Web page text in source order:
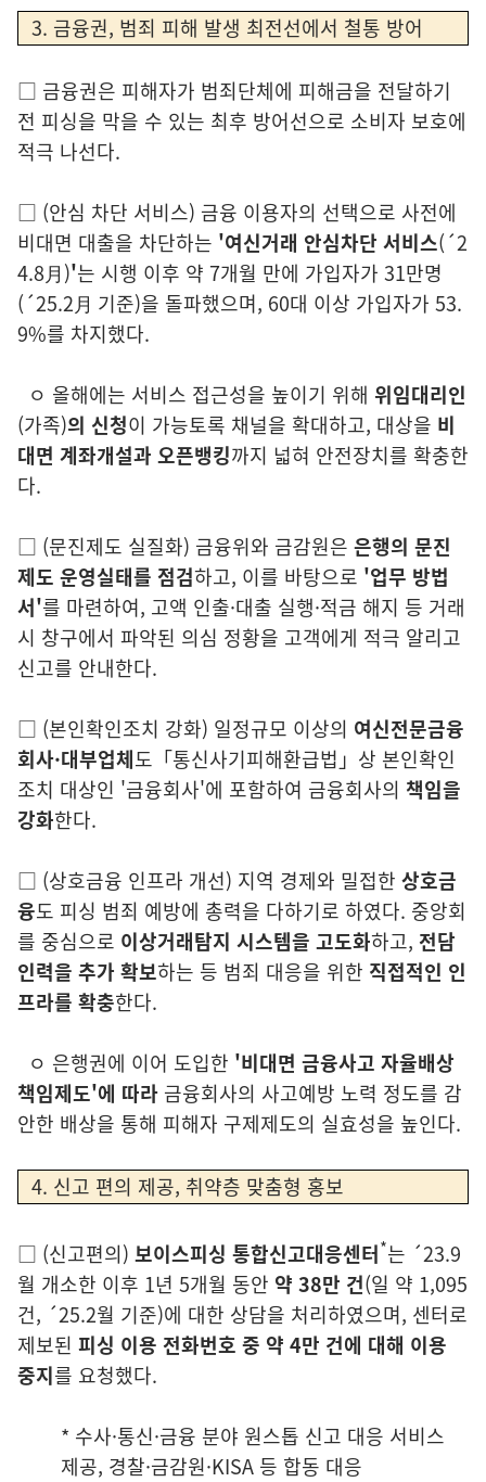
3. 금융권, 범죄 피해 발생 최전선에서 철통 방어
□ 금융권은 피해자가 범죄단체에 피해금을 전달하기
전 피싱을 막을 수 있는 최후 방어선으로 소비자 보호에
적극 나선다.
□ (안심 차단 서비스) 금융 이용자의 선택으로 사전에
비대면 대출을 차단하는 '여신거래 안심차단 서비스(´2
4.8月)'는 시행 이후 약 7개월 만에 가입자가 31만명
(´25.2月 기준)을 돌파했으며, 60대 이상 가입자가 53.
9%를 차지했다.
ㅇ 올해에는 서비스 접근성을 높이기 위해 위임대리인
(가족)의 신청이 가능토록 채널을 확대하고, 대상을 비
대면 계좌개설과 오픈뱅킹까지 넓혀 안전장치를 확충한
다.
□ (문진제도 실질화) 금융위와 금감원은 은행의 문진
제도 운영실태를 점검하고, 이를 바탕으로 '업무 방법
서'를 마련하여, 고액 인출·대출 실행·적금 해지 등 거래
시 창구에서 파악된 의심 정황을 고객에게 적극 알리고
신고를 안내한다.
□ (본인확인조치 강화) 일정규모 이상의 여신전문금융
회사·대부업체도「통신사기피해환급법 」상 본인확인
조치 대상인 '금융회사'에 포함하여 금융회사의 책임을
강화한다.
□ (상호금융 인프라 개선) 지역 경제와 밀접한 상호금
융도 피싱 범죄 예방에 총력을 다하기로 하였다. 중앙회
를 중심으로 이상거래탐지 시스템을 고도화하고, 전담
인력을 추가 확보하는 등 범죄 대응을 위한 직접적인 인
프라를 확충한다.
ㅇ 은행권에 이어 도입한 '비대면 금융사고 자율배상
책임제도'에 따라 금융회사의 사고예방 노력 정도를 감
안한 배상을 통해 피해자 구제제도의 실효성을 높인다.
4. 신고 편의 제공, 취약층 맞춤형 홍보
□ (신고편의) 보이스피싱 통합신고대응센터*는 ´23.9
월 개소한 이후 1년 5개월 동안 약 38만 건(일 약 1,095
건, ´25.2월 기준)에 대한 상담을 처리하였으며, 센터로
제보된 피싱 이용 전화번호 중 약 4만 건에 대해 이용
중지를 요청했다.
* 수사·통신·금융 분야 원스톱 신고 대응 서비스
제공, 경찰·금감원·KISA 등 합동 대응